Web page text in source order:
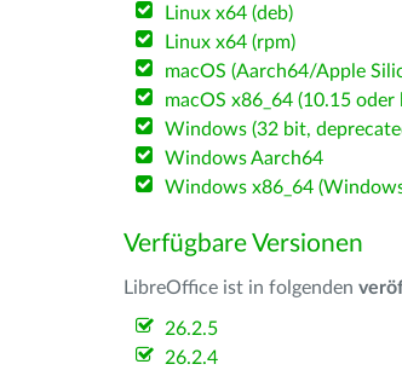
Linux x64 (deb)
Linux x64 (rpm)
macOS (Aarch64/Apple
macOS x86_64 (10.15
Windows (32 bit,
Windows Aarch64
Windows x86_64
Verfügbare Versionen
LibreOffice ist in folgenden
26.2.5
26.2.4